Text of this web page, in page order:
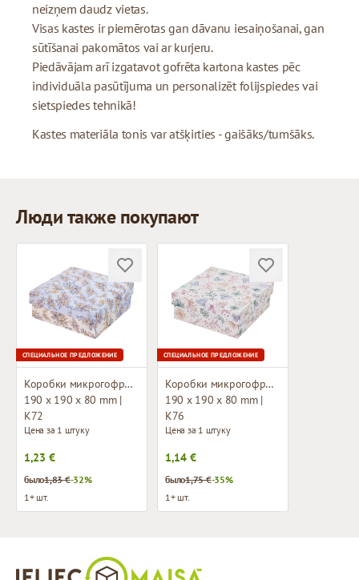
neizņem daudz vietas.
Visas kastes ir piemērotas gan dāvanu iesaiņošanai, gan
sūtīšanai pakomātos vai ar kurjeru.
Piedāvājam arī izgatavot gofrēta kartona kastes pēc
individuāla pasūtījuma un personalizēt folijspiedes vai
sietspiedes tehnikā!
Kastes materiāla tonis var atšķirties - gaišāks/tumšāks.
Люди также покупают
СПЕЦИАЛЬНОЕ ПРЕДЛОЖЕНИЕ
Коробки микрогофры с дизайном
190 x 190 x 80 mm |
K72
Цена за 1 штуку
1,23 €
было1,83 €-32%
1+ шт.
СПЕЦИАЛЬНОЕ ПРЕДЛОЖЕНИЕ
Коробки микрогофры с дизайном
190 x 190 x 80 mm |
K76
Цена за 1 штуку
1,14 €
было1,75 €-35%
1+ шт.